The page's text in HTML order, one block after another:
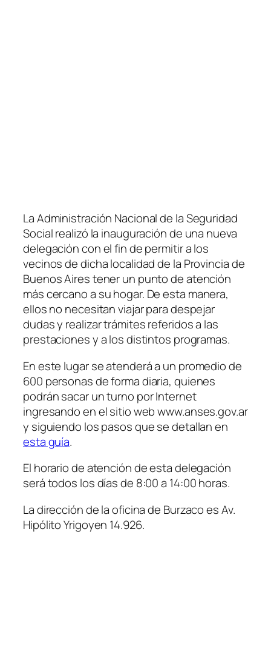
La Administración Nacional de la Seguridad
Social realizó la inauguración de una nueva
delegación con el fin de permitir a los
vecinos de dicha localidad de la Provincia de
Buenos Aires tener un punto de atención
más cercano a su hogar. De esta manera,
ellos no necesitan viajar para despejar
dudas y realizar trámites referidos a las
prestaciones y a los distintos programas.
En este lugar se atenderá a un promedio de
600 personas de forma diaria, quienes
podrán sacar un turno por Internet
ingresando en el sitio web www.anses.gov.ar
y siguiendo los pasos que se detallan en
esta guía.
El horario de atención de esta delegación
será todos los días de 8:00 a 14:00 horas.
La dirección de la oficina de Burzaco es Av.
Hipólito Yrigoyen 14.926.